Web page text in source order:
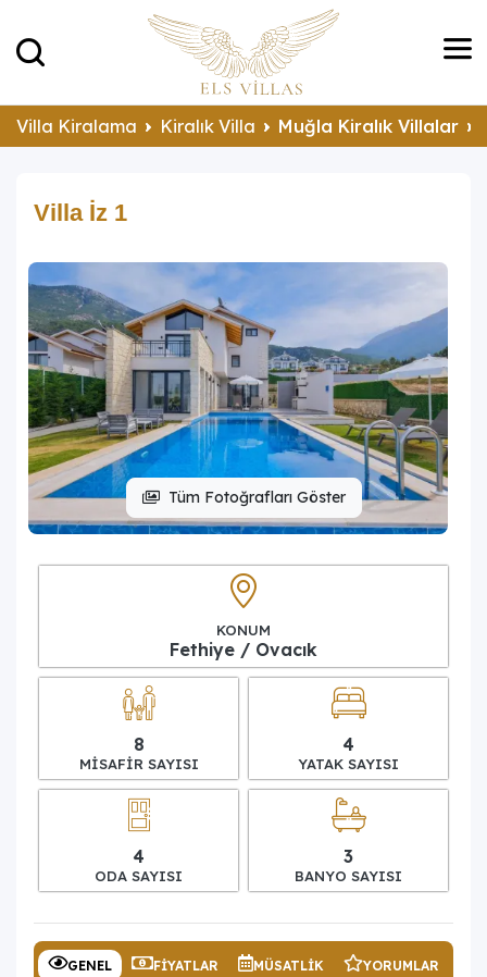
Villa Kiralama Kiralık Villa Muğla Kiralık Villalar
Villa İz 1
Tüm Fotoğrafları Göster
KONUM
Fethiye / Ovacık
8
MISAFIR SAYISI
4
YATAK SAYISI
4
ODA SAYISI
3
BANYO SAYISI
GENEL FIYATLAR MÜSATLIK YORUMLAR